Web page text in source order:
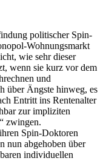
politischer Spin-
Wohnungsmarkt
wie sehr dieser
wenn sie kurz vor dem
und
über Ängste hinweg, es
Entritt ins Rentenalter
zur impliziten
zwingen.
Spin-Doktoren
nun abgehoben über
individuellen